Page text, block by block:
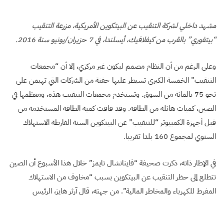
مشهد داخلي لشركة التنقيب عن البيتكوين الأمريكية، مزرعة التنقيب
“بيتفوري” بالقرب من كيفلافيك، أيسلندا، في 7 حزيران/يونيو سنة 2016.
وعلى الرغم من أن النظام مصمم ليكون غير مركزي، إلا أن “مجمعات
التنقيب” الخمسة الكبرى تسيطر عليها حفنة من الشركات التي تهيمن على
نحو 75 بالمائة من السوق. وتستخدم مجمعات التنقيب هذه، ومعظمها في
الصين، كميات هائلة من الطاقة. وقد فاقت كمية الطاقة المستخدمة من
قبل أجهزة الكمبيوتر “للتنقيب” عن البيتكوين السنة الفارطة الاستهلاك
السنوي لمجموع 160 بلدا تقريبا.
في الإطار ذاته، ذكرت صحيفة “فاينانشال تايمز” خلال هذا الأسبوع أن الصين
تتطلع إلى حظر التنقيب عن البيتكوين بسبب “مخاوف من الاستهلاك
المفرط للكهرباء والمخاطر المالية”. من جهته، قال آرثر هايز، الرئيس